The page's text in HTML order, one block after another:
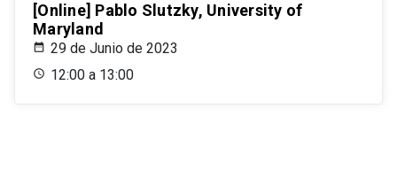
[Online] Pablo Slutzky, University of
Maryland
29 de Junio de 2023
12:00 a 13:00